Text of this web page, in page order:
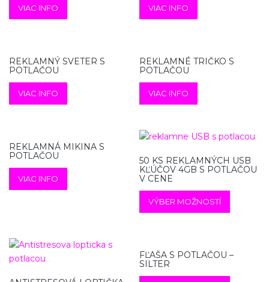
VIAC INFO VIAC INFO
REKLAMNÝ SVETER S
POTLAČOU
VIAC INFO
REKLAMNÉ TRIČKO S
POTLAČOU
VIAC INFO
REKLAMNÁ MIKINA S
POTLAČOU
VIAC INFO
50 KS REKLAMNÝCH USB
KĽÚČOV 4GB S POTLAČOU
V CENE
VÝBER MOŽNOSTÍ
FĽAŠA S POTLAČOU –
SILTER